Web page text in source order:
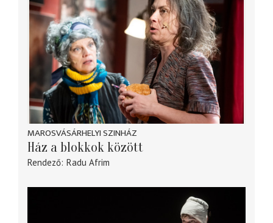
MAROSVÁSÁRHELYI SZINHÁZ
Ház a blokkok között
Rendező Radu Afrim